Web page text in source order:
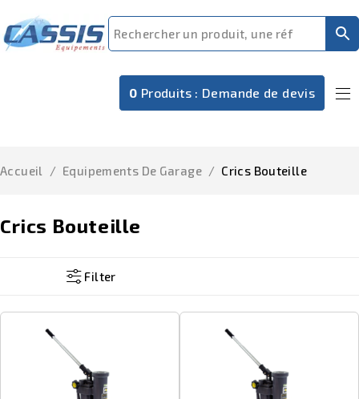
0 Produits : Demande de devis
Crics Bouteille
Accueil / Equipements De Garage / Crics Bouteille
Filter